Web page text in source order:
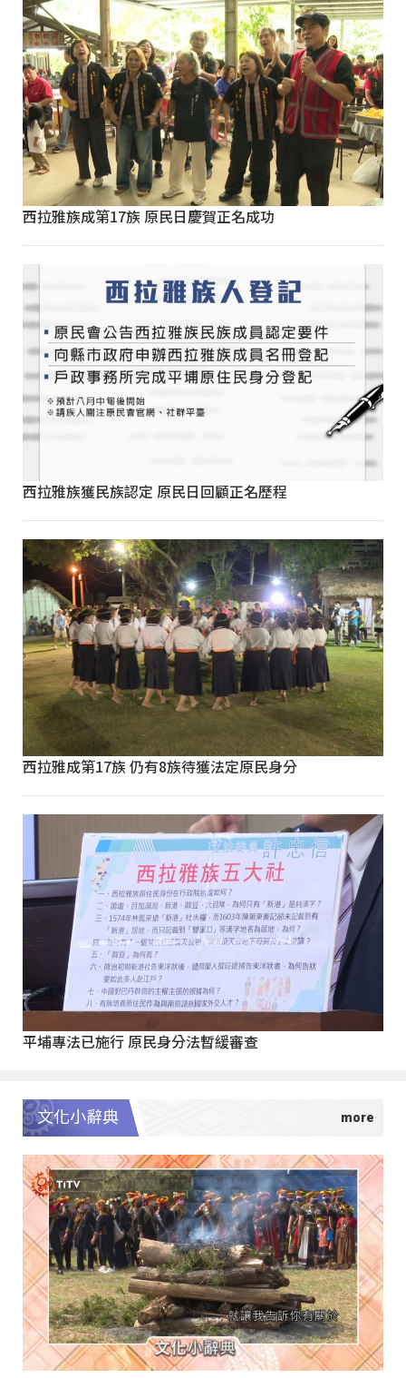
西拉雅族成第17族 原民日慶賀正名成功
西拉雅族獲民族認定 原民日回顧正名歷程
西拉雅成第17族 仍有8族待獲法定原民身分
平埔專法已施行 原民身分法暫緩審查
文化小辭典